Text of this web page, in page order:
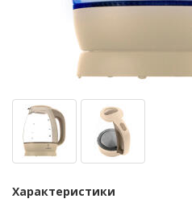
Характеристики